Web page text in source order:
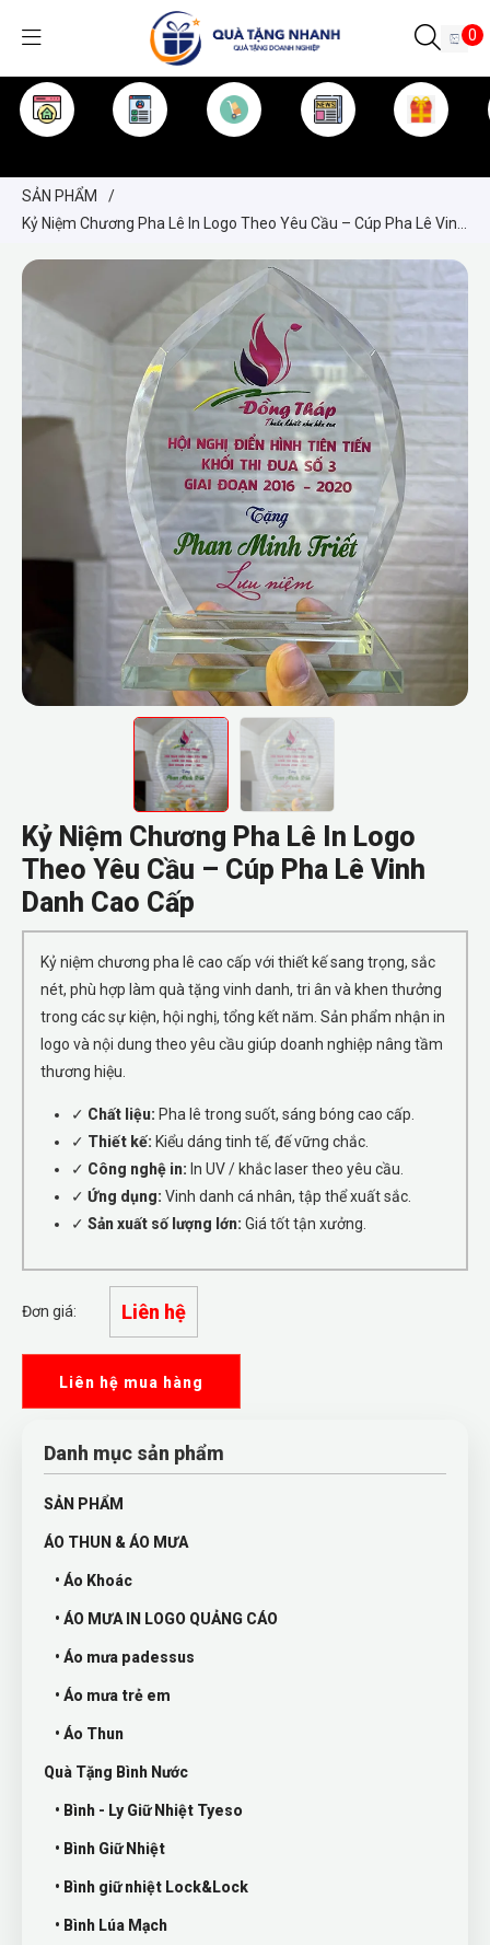
0
SẢN PHẨM
/
Kỷ Niệm Chương Pha Lê In Logo Theo Yêu Cầu – Cúp Pha Lê Vinh
Kỷ Niệm Chương Pha Lê In Logo
Theo Yêu Cầu – Cúp Pha Lê Vinh
Danh Cao Cấp
Kỷ niệm chương pha lê cao cấp với thiết kế sang trọng, sắc
nét, phù hợp làm quà tặng vinh danh, tri ân và khen thưởng
trong các sự kiện, hội nghị, tổng kết năm. Sản phẩm nhận in
logo và nội dung theo yêu cầu giúp doanh nghiệp nâng tầm
thương hiệu.
✓ Chất liệu: Pha lê trong suốt, sáng bóng cao cấp.
✓ Thiết kế: Kiểu dáng tinh tế, đế vững chắc.
✓ Công nghệ in: In UV / khắc laser theo yêu cầu.
✓ Ứng dụng: Vinh danh cá nhân, tập thể xuất sắc.
✓ Sản xuất số lượng lớn: Giá tốt tận xưởng.
Đơn giá: Liên hệ
Liên hệ mua hàng
Danh mục sản phẩm
SẢN PHẨM
ÁO THUN & ÁO MƯA
• Áo Khoác
• ÁO MƯA IN LOGO QUẢNG CÁO
• Áo mưa padessus
• Áo mưa trẻ em
• Áo Thun
Quà Tặng Bình Nước
• Bình - Ly Giữ Nhiệt Tyeso
• Bình Giữ Nhiệt
• Bình giữ nhiệt Lock&Lock
• Bình Lúa Mạch